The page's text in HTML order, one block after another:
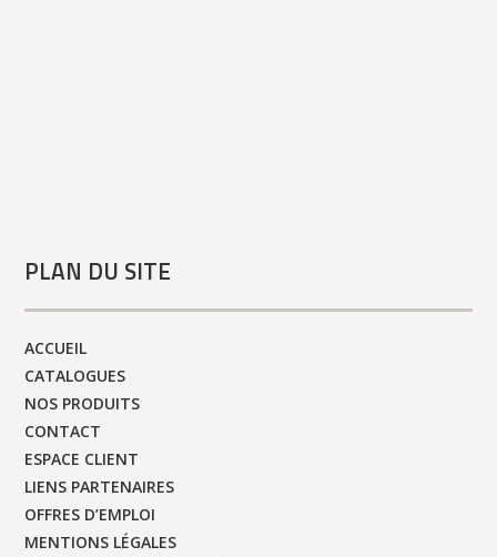
PLAN DU SITE
ACCUEIL
CATALOGUES
NOS PRODUITS
CONTACT
ESPACE CLIENT
LIENS PARTENAIRES
OFFRES D’EMPLOI
MENTIONS LÉGALES